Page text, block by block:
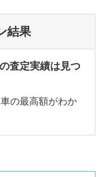
結果
査定実績は見つ
の最高額がわか